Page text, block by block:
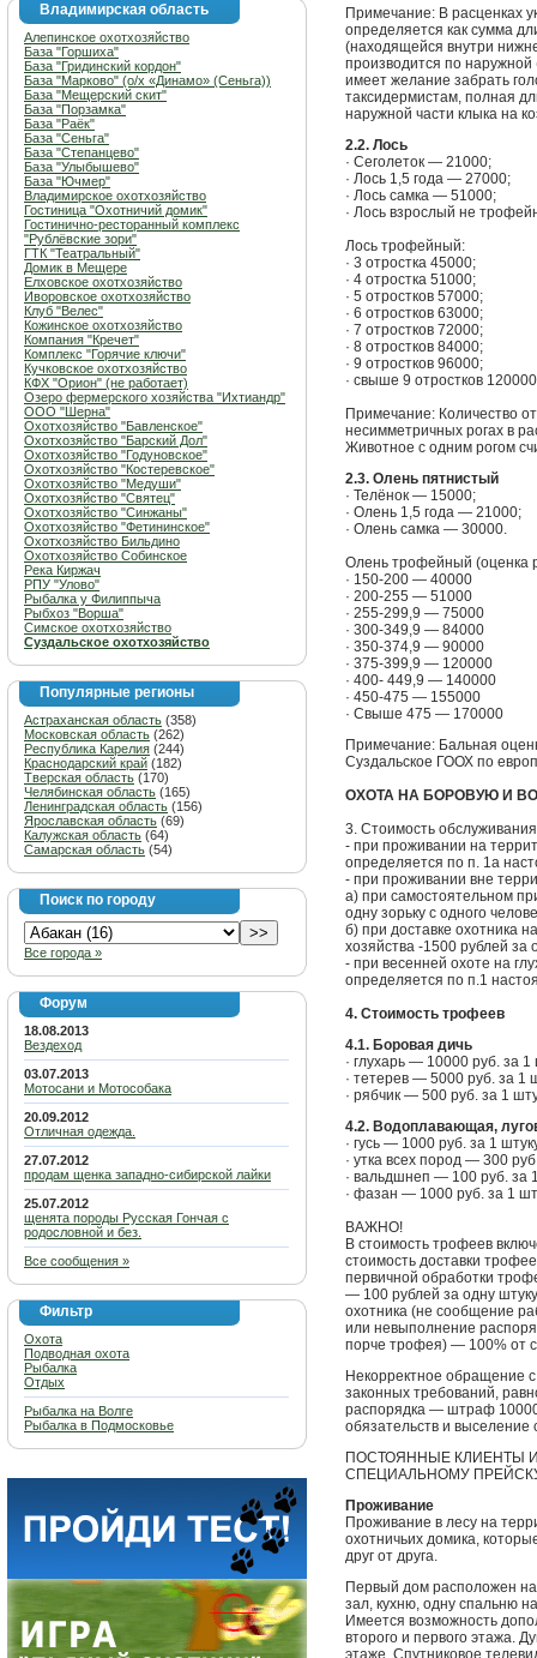
Владимирская область
Алепинское охотхозяйство
База "Горшиха"
База "Гридинский кордон"
База "Марково" (о/х «Динамо» (Сеньга))
База "Мещерский скит"
База "Порзамка"
База "Раёк"
База "Сеньга"
База "Степанцево"
База "Улыбышево"
База "Ючмер"
Владимирское охотхозяйство
Гостиница "Охотничий домик"
Гостинично-ресторанный комплекс
"Рублёвские зори"
ГТК "Театральный"
Домик в Мещере
Елховское охотхозяйство
Иворовское охотхозяйство
Клуб "Велес"
Кожинское охотхозяйство
Компания "Кречет"
Комплекс "Горячие ключи"
Кучковское охотхозяйство
КФХ "Орион" (не работает)
Озеро фермерского хозяйства "Ихтиандр"
ООО "Шерна"
Охотхозяйство "Бавленское"
Охотхозяйство "Барский Дол"
Охотхозяйство "Годуновское"
Охотхозяйство "Костеревское"
Охотхозяйство "Медуши"
Охотхозяйство "Святец"
Охотхозяйство "Синжаны"
Охотхозяйство "Фетининское"
Охотхозяйство Бильдино
Охотхозяйство Собинское
Река Киржач
РПУ "Улово"
Рыбалка у Филиппыча
Рыбхоз "Ворша"
Симское охотхозяйство
Суздальское охотхозяйство
Популярные регионы
Астраханская область (358)
Московская область (262)
Республика Карелия (244)
Краснодарский край (182)
Тверская область (170)
Челябинская область (165)
Ленинградская область (156)
Ярославская область (69)
Калужская область (64)
Самарская область (54)
Поиск по городу
Все города »
Форум
18.08.2013
Вездеход
03.07.2013
Мотосани и Мотособака
20.09.2012
Отличная одежда.
27.07.2012
продам щенка западно-сибирской лайки
25.07.2012
щенята породы Русская Гончая с
родословной и без.
Все сообщения »
Фильтр
Охота
Подводная охота
Рыбалка
Отдых
Рыбалка на Волге
Рыбалка в Подмосковье
Примечание: В расценках
определяется как сумма
(находящейся внутри
производится по наружной
имеет желание забрать
таксидермистам, полная
наружной части клыка на
2.2. Лось
· Сеголеток — 21000;
· Лось 1,5 года — 27000;
· Лось самка — 51000;
· Лось взрослый не
Лось трофейный:
· 3 отростка 45000;
· 4 отростка 51000;
· 5 отростков 57000;
· 6 отростков 63000;
· 7 отростков 72000;
· 8 отростков 84000;
· 9 отростков 96000;
· свыше 9 отростков
Примечание: Количество
несимметричных рогах в
Животное с одним рогом
2.3. Олень пятнистый
· Телёнок — 15000;
· Олень 1,5 года — 21000;
· Олень самка — 30000.
Олень трофейный (оценка
· 150-200 — 40000
· 200-255 — 51000
· 255-299,9 — 75000
· 300-349,9 — 84000
· 350-374,9 — 90000
· 375-399,9 — 120000
· 400- 449,9 — 140000
· 450-475 — 155000
· Свыше 475 — 170000
Примечание: Бальная
Суздальское ГООХ по
ОХОТА НА БОРОВУЮ И
3. Стоимость обслуживания
- при проживании на
определяется по п. 1а
- при проживании вне
а) при самостоятельном
одну зорьку с одного
б) при доставке охотника
хозяйства -1500 рублей за
- при весенней охоте на
определяется по п.1
4. Стоимость трофеев
4.1. Боровая дичь
· глухарь — 10000 руб. за 1
· тетерев — 5000 руб. за 1
· рябчик — 500 руб. за 1
4.2. Водоплавающая,
· гусь — 1000 руб. за 1
· утка всех пород — 300
· вальдшнеп — 100 руб. за
· фазан — 1000 руб. за 1
ВАЖНО!
В стоимость трофеев
стоимость доставки
первичной обработки
— 100 рублей за одну
охотника (не сообщение
или невыполнение
порче трофея) — 100% от
Некорректное обращение
законных требований,
распорядка — штраф
обязательств и выселение
ПОСТОЯННЫЕ КЛИЕНТЫ
СПЕЦИАЛЬНОМУ
Проживание
Проживание в лесу на
охотничьих домика,
друг от друга.
Первый дом расположен
зал, кухню, одну спальню
Имеется возможность
второго и первого этажа.
этаже. Спутниковое